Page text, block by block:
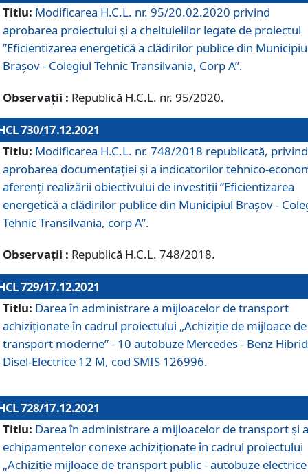
Titlu: Modificarea H.C.L. nr. 95/20.02.2020 privind
aprobarea proiectului și a cheltuielilor legate de proiectul
”Eficientizarea energetică a clădirilor publice din
Brașov - Colegiul Tehnic Transilvania, Corp A”.
Observații : Republică H.C.L. nr. 95/2020.
730/17.12.2021
Titlu: Modificarea H.C.L. nr. 748/2018 republicată, privind
aprobarea documentației și a indicatorilor tehnico-
aferenți realizării obiectivului de investiții “Eficientizarea
energetică a clădirilor publice din Municipiul Brașov -
Tehnic Transilvania, corp A”.
Observații : Republică H.C.L. 748/2018.
729/17.12.2021
Titlu: Darea în administrare a mijloacelor de transport
achiziționate în cadrul proiectului „Achiziţie de mijloace de
transport moderne” - 10 autobuze Mercedes - Benz Hibrid
Disel-Electrice 12 M, cod SMIS 126996.
728/17.12.2021
Titlu: Darea în administrare a mijloacelor de transport și a
echipamentelor conexe achiziționate în cadrul proiectului
„Achiziție mijloace de transport public - autobuze